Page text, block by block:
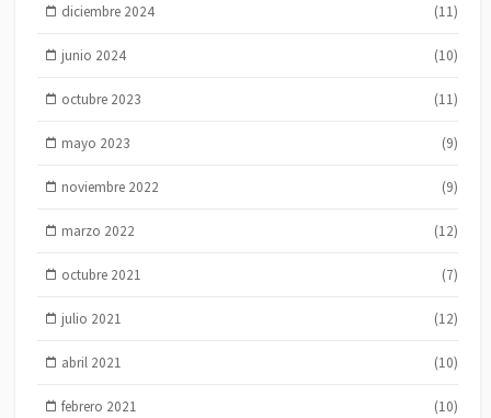
diciembre 2024 (11)
junio 2024 (10)
octubre 2023 (11)
mayo 2023 (9)
noviembre 2022 (9)
marzo 2022 (12)
octubre 2021 (7)
julio 2021 (12)
abril 2021 (10)
febrero 2021 (10)